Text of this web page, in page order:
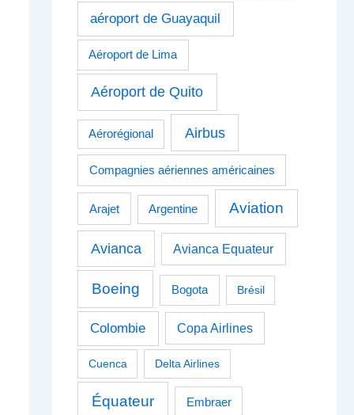
aéroport de Guayaquil
Aéroport de Lima
Aéroport de Quito
Aérorégional Airbus
Compagnies aériennes américaines
Arajet Argentine Aviation
Avianca Avianca Equateur
Boeing Bogota Brésil
Colombie Copa Airlines
Cuenca Delta Airlines
Équateur Embraer